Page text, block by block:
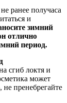
ранее получаса
и
зимний
отлично
период.
сгиб локтя и
может
пренебрегайте